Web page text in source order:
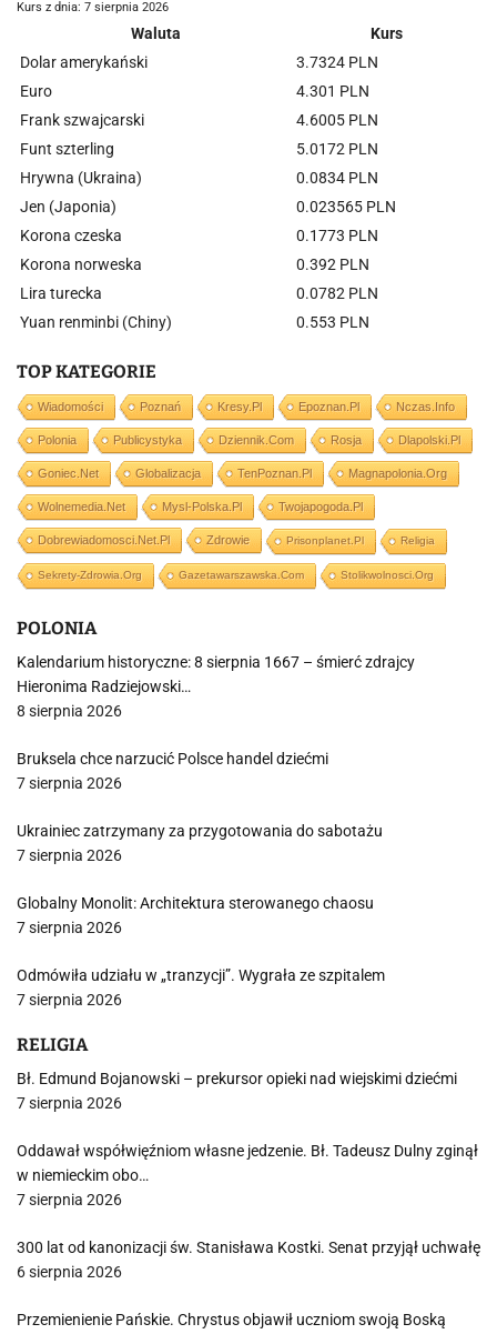
Kurs z dnia: 7 sierpnia 2026
Waluta
Kurs
Dolar amerykański
3.7324 PLN
Euro
4.301 PLN
Frank szwajcarski
4.6005 PLN
Funt szterling
5.0172 PLN
Hrywna (Ukraina)
0.0834 PLN
Jen (Japonia)
0.023565 PLN
Korona czeska
0.1773 PLN
Korona norweska
0.392 PLN
Lira turecka
0.0782 PLN
Yuan renminbi (Chiny)
0.553 PLN
TOP KATEGORIE
Wiadomości Poznań Kresy.pl Epoznan.pl Nczas.info
Polonia Publicystyka Dziennik.com Rosja Dlapolski.pl
Goniec.net Globalizacja TenPoznan.pl Magnapolonia.org
Wolnemedia.net Mysl-Polska.pl Twojapogoda.pl
Dobrewiadomosci.net.pl Zdrowie Prisonplanet.pl Religia
Sekrety-Zdrowia.org Gazetawarszawska.com Stolikwolnosci.org
POLONIA
Kalendarium historyczne: 8 sierpnia 1667 – śmierć zdrajcy
Hieronima Radziejowski…
8 sierpnia 2026
Bruksela chce narzucić Polsce handel dziećmi
7 sierpnia 2026
Ukrainiec zatrzymany za przygotowania do sabotażu
7 sierpnia 2026
Globalny Monolit: Architektura sterowanego chaosu
7 sierpnia 2026
Odmówiła udziału w „tranzycji”. Wygrała ze szpitalem
7 sierpnia 2026
RELIGIA
Bł. Edmund Bojanowski – prekursor opieki nad wiejskimi dziećmi
7 sierpnia 2026
Oddawał współwięźniom własne jedzenie. Bł. Tadeusz Dulny zginął
w niemieckim obo…
7 sierpnia 2026
300 lat od kanonizacji św. Stanisława Kostki. Senat przyjął uchwałę
6 sierpnia 2026
Przemienienie Pańskie. Chrystus objawił uczniom swoją Boską